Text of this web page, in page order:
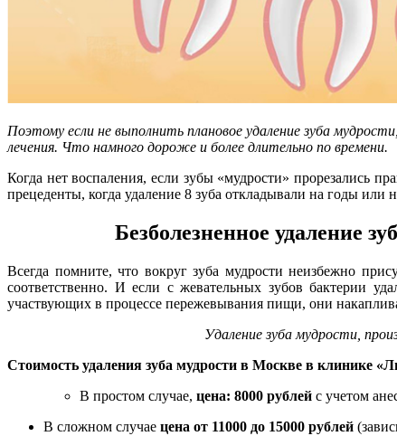
Поэтому если не выполнить плановое удаление зуба
лечения. Что намного дороже и более длительно по времени.
Когда нет воспаления, если зубы «мудрости» прорезались
прецеденты, когда удаление 8 зуба откладывали на годы или
Безболезненное удаление
Всегда помните, что вокруг зуба мудрости неизбежно
соответственно. И если с жевательных зубов бактерии
участвующих в процессе пережевывания пищи, они
Удаление зуба мудрости,
Стоимость удаления зуба мудрости в Москве в клинике
В простом случае, цена: 8000 рублей с учетом
В сложном случае цена от 11000 до 15000 рублей